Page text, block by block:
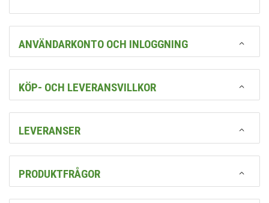
ANVÄNDARKONTO OCH INLOGGNING
KÖP- OCH LEVERANSVILLKOR
LEVERANSER
PRODUKTFRÅGOR